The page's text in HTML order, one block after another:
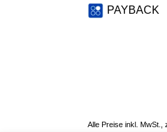
PAYBACK
Alle Preise inkl. MwSt.,